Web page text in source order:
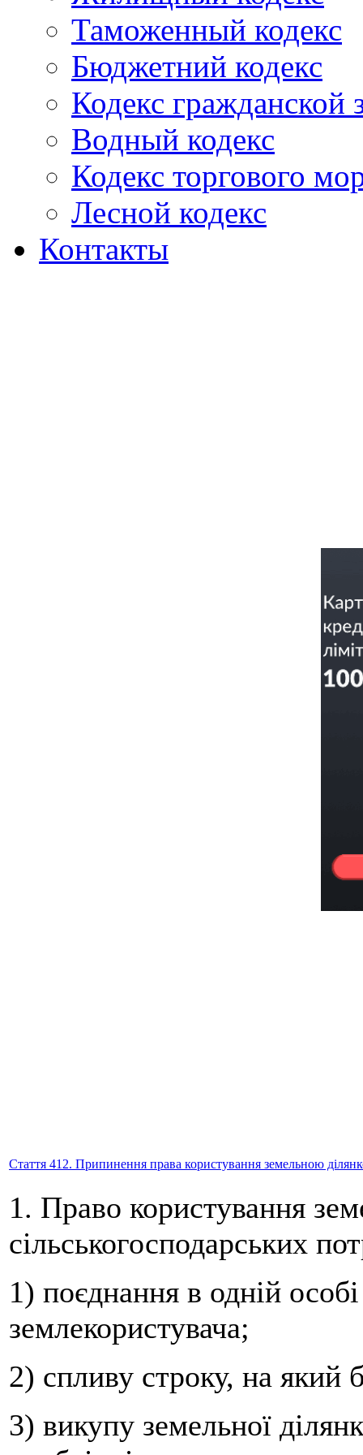
Таможенный кодекс
Бюджетний кодекс
Кодекс гражданской
Водный кодекс
Кодекс торгового
Лесной кодекс
Контакты
Стаття 412. Припинення права користування земельною
1. Право користування
сільськогосподарських
1) поєднання в одній
землекористувача;
2) спливу строку, на який
3) викупу земельної